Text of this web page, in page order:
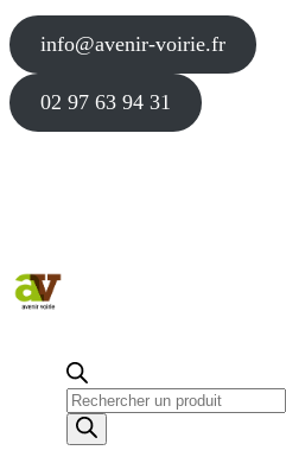
info@avenir-voirie.fr
02 97 63 94 31
Recherche
de
produits